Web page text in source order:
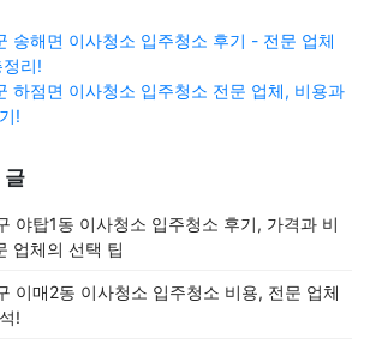
송해면 이사청소 입주청소 후기 - 전문 업체
리!
하점면 이사청소 입주청소 전문 업체, 비용과
!
글
야탑1동 이사청소 입주청소 후기, 가격과 비
업체의 선택 팁
이매2동 이사청소 입주청소 비용, 전문 업체
!